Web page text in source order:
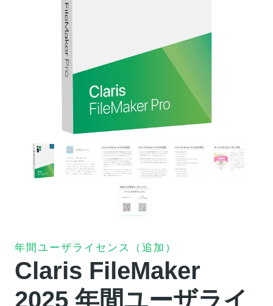
年間ユーザライセンス（追加）
Claris FileMaker
2025 年間ユーザライ